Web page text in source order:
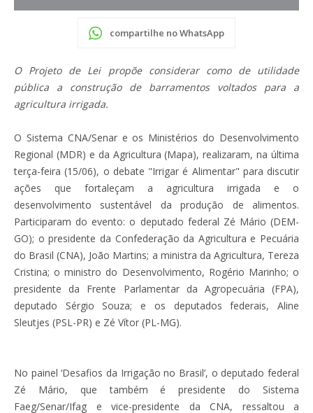
compartilhe no WhatsApp
O Projeto de Lei propõe considerar como de utilidade
pública a construção de barramentos voltados para a
agricultura irrigada.
O Sistema CNA/Senar e os Ministérios do Desenvolvimento
Regional (MDR) e da Agricultura (Mapa), realizaram, na última
terça-feira (15/06), o debate "Irrigar é Alimentar" para discutir
ações que fortaleçam a agricultura irrigada e o
desenvolvimento sustentável da produção de alimentos.
Participaram do evento: o deputado federal Zé Mário (DEM-
GO); o presidente da Confederação da Agricultura e Pecuária
do Brasil (CNA), João Martins; a ministra da Agricultura, Tereza
Cristina; o ministro do Desenvolvimento, Rogério Marinho; o
presidente da Frente Parlamentar da Agropecuária (FPA),
deputado Sérgio Souza; e os deputados federais, Aline
Sleutjes (PSL-PR) e Zé Vítor (PL-MG).
No painel ‘Desafios da Irrigação no Brasil’, o deputado federal
Zé Mário, que também é presidente do Sistema
Faeg/Senar/Ifag e vice-presidente da CNA, ressaltou a